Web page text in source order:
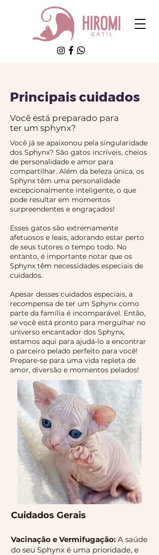
Principais cuidados
Você está preparado para
ter um sphynx?
Você já se apaixonou pela singularidade
dos Sphynx? São gatos incríveis, cheios
de personalidade e amor para
compartilhar. Além da beleza única, os
Sphynx têm uma personalidade
excepcionalmente inteligente, o que
pode resultar em momentos
surpreendentes e engraçados!
Esses gatos são extremamente
afetuosos e leais, adorando estar perto
de seus tutores o tempo todo. No
entanto, é importante notar que os
Sphynx têm necessidades especiais de
cuidados.
Apesar desses cuidados especiais, a
recompensa de ter um Sphynx como
parte da família é incomparável. Então,
se você está pronto para mergulhar no
universo encantador dos Sphynx,
estamos aqui para ajudá-lo a encontrar
o parceiro pelado perfeito para você!
Prepare-se para uma vida repleta de
amor, diversão e momentos pelados!
Cuidados Gerais
Vacinação e Vermifugação: A saúde
do seu Sphynx é uma prioridade, e